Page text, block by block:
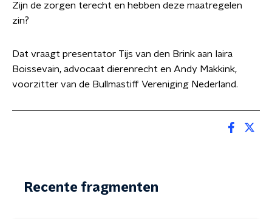
Zijn de zorgen terecht en hebben deze maatregelen
zin?
Dat vraagt presentator Tijs van den Brink aan Iaira
Boissevain, advocaat dierenrecht en Andy Makkink,
voorzitter van de Bullmastiff Vereniging Nederland.
Recente fragmenten